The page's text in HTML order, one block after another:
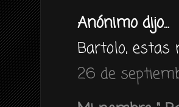
Anónimo dijo...
Bartolo, estas
26 de